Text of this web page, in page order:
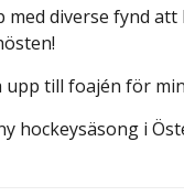
diverse fynd
till foajén för
hockeysäsong i